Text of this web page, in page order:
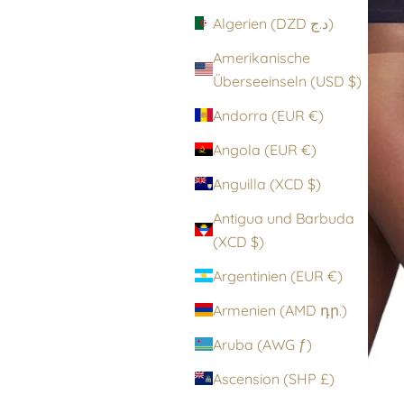
Algerien (DZD د.ج)
Amerikanische
Überseeinseln (USD $)
Andorra (EUR €)
Angola (EUR €)
Anguilla (XCD $)
Antigua und Barbuda
(XCD $)
Argentinien (EUR €)
Armenien (AMD դր.)
Aruba (AWG ƒ)
Ascension (SHP £)